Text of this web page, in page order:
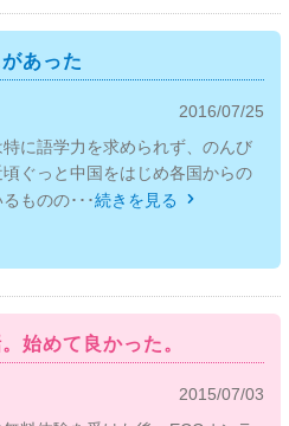
あった
2016/07/25
に語学力を求められず、のんび
ぐっと中国をはじめ各国からの
ものの･･･続きを見る 
始めて良かった。
2015/07/03